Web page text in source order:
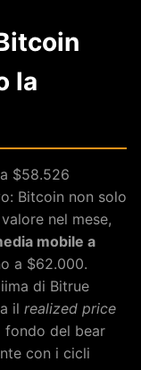
la
$58.526
Bitcoin non solo
nel mese,
mobile a
a $62.000.
di Bitrue
il realized price
fondo del bear
con i cicli